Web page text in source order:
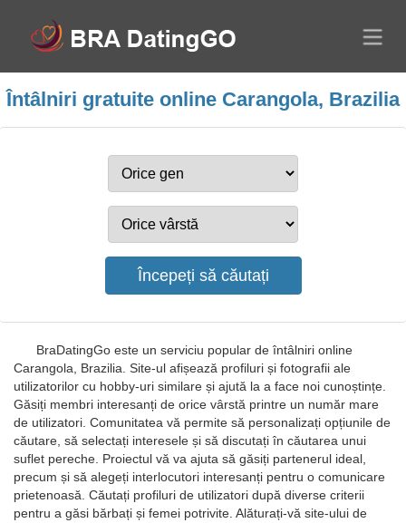
Întâlniri gratuite online Carangola, Brazilia
BraDatingGo este un serviciu popular de întâlniri online
Carangola, Brazilia. Site-ul afișează profiluri și fotografii ale
utilizatorilor cu hobby-uri similare și ajută la a face noi cunoștințe.
Găsiți membri interesanți de orice vârstă printre un număr mare
de utilizatori. Comunitatea vă permite să personalizați opțiunile de
căutare, să selectați interesele și să discutați în căutarea unui
suflet pereche. Proiectul vă va ajuta să găsiți partenerul ideal,
precum și să alegeți interlocutori interesanți pentru o comunicare
prietenoasă. Căutați profiluri de utilizatori după diverse criterii
pentru a găsi bărbați și femei potrivite. Alăturați-vă site-ului de